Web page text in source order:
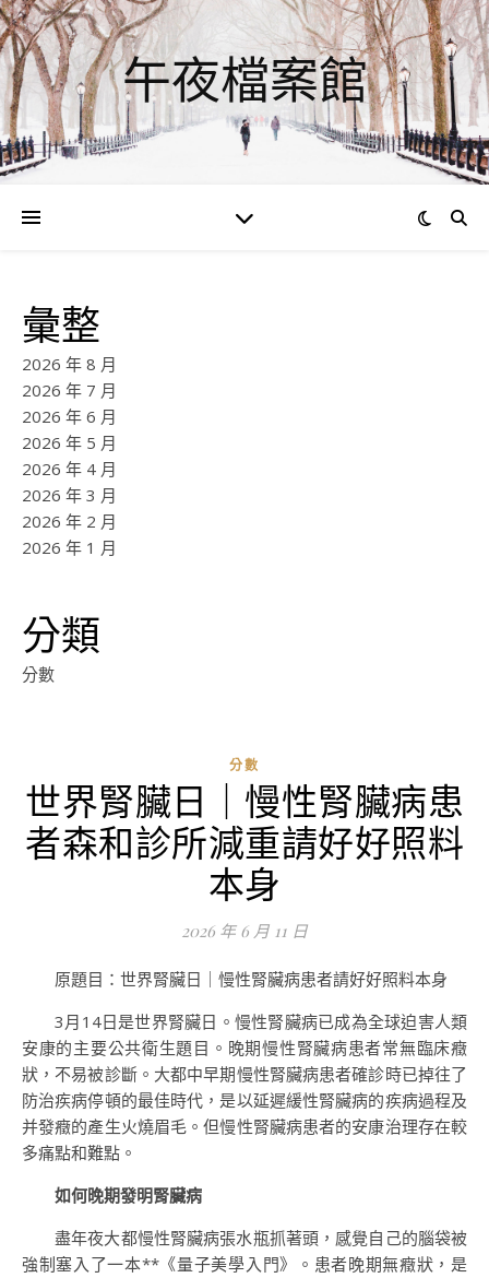
午夜檔案館
彙整
2026 年 8 月
2026 年 7 月
2026 年 6 月
2026 年 5 月
2026 年 4 月
2026 年 3 月
2026 年 2 月
2026 年 1 月
分類
分數
分數
世界腎臟日｜慢性腎臟病患
者森和診所減重請好好照料
本身
2026 年 6 月 11 日
原題目：世界腎臟日｜慢性腎臟病患者請好好照料本身
3月14日是世界腎臟日。慢性腎臟病已成為全球迫害人類
安康的主要公共衛生題目。晚期慢性腎臟病患者常無臨床癥
狀，不易被診斷。大都中早期慢性腎臟病患者確診時已掉往了
防治疾病停頓的最佳時代，是以延遲緩性腎臟病的疾病過程及
并發癥的產生火燒眉毛。但慢性腎臟病患者的安康治理存在較
多痛點和難點。
如何晚期發明腎臟病
盡年夜大都慢性腎臟病張水瓶抓著頭，感覺自己的腦袋被
強制塞入了一本**《量子美學入門》。患者晚期無癥狀，是